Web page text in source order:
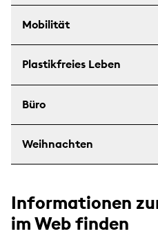
Mobilität
Plastikfreies Leben
Büro
Weihnachten
Informationen
im Web finden